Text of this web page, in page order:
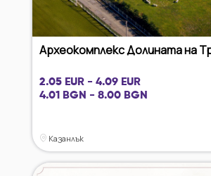
Археокомплекс Долината на
2.05 EUR - 4.09 EUR
4.01 BGN - 8.00 BGN
Казанлък